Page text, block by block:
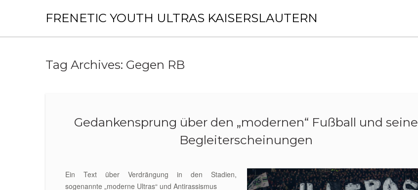
FRENETIC YOUTH ULTRAS KAISERSLAUTERN
Tag Archives: Gegen RB
Gedankensprung über den „modernen“ Fußball und seine
Begleiterscheinungen
Ein Text über Verdrängung in den Stadien,
sogenannte „moderne Ultras“ und Antirassismus